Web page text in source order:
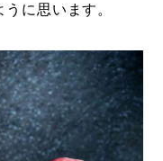
に思います。